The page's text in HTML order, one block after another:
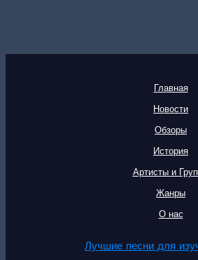
Главная
Новости
Обзоры
История
Артисты и
Жанры
О нас
Лучшие песни для